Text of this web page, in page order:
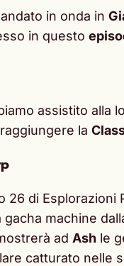
in onda in
in questo
assistito alla
la
26 di Esplorazioni
gacha machine
ad Ash le
catturato nelle